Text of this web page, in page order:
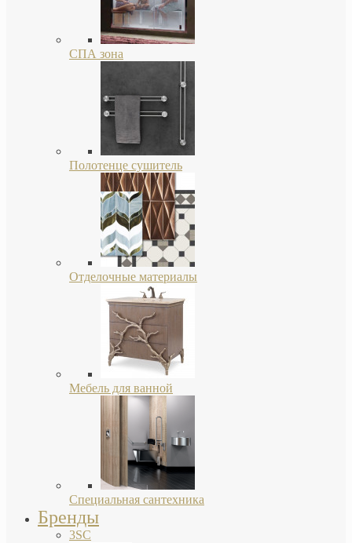
СПА зона
Полотенце сушитель
Отделочные материалы
Мебель для ванной
Специальная сантехника
Бренды
3SC